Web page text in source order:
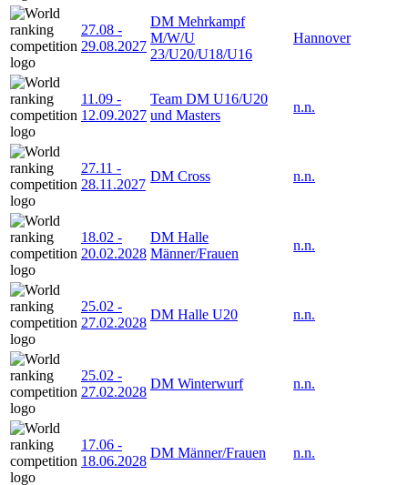
27.08 -
29.08.2027
DM Mehrkampf
M/W/U
23/U20/U18/U16
Hannover
11.09 -
12.09.2027
Team DM U16/U20
und Masters
n.n.
27.11 -
28.11.2027
DM Cross n.n.
18.02 -
20.02.2028
DM Halle
Männer/Frauen
n.n.
25.02 -
27.02.2028
DM Halle U20 n.n.
25.02 -
27.02.2028
DM Winterwurf n.n.
17.06 -
18.06.2028
DM Männer/Frauen n.n.